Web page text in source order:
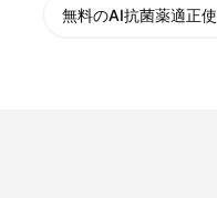
無料のAI抗菌薬適正